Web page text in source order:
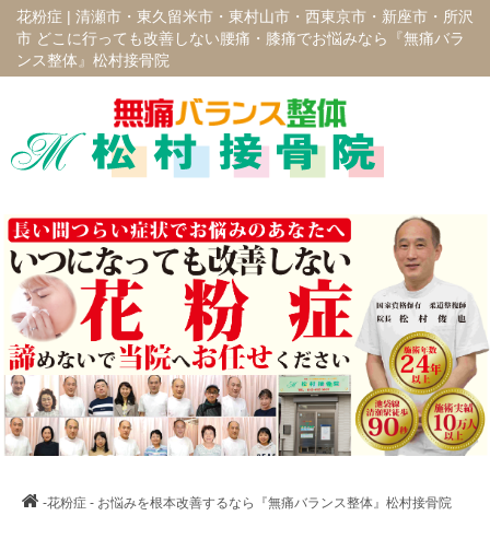
花粉症 | 清瀬市・東久留米市・東村山市・西東京市・新座市・所沢
市 どこに行っても改善しない腰痛・膝痛でお悩みなら『無痛バラ
ンス整体』松村接骨院
-花粉症 - お悩みを根本改善するなら『無痛バランス整体』松村接骨院